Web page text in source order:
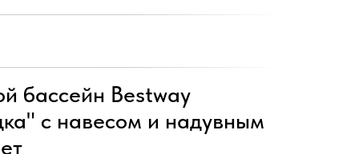
бассейн Bestway
с навесом и надувным